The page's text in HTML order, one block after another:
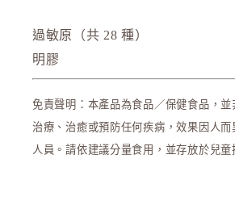
過敏原（共 28 種）
明膠
免責聲明：本產品為食品／保健食品，
治療、治癒或預防任何疾病，效果因人
人員。請依建議分量食用，並存放於兒童